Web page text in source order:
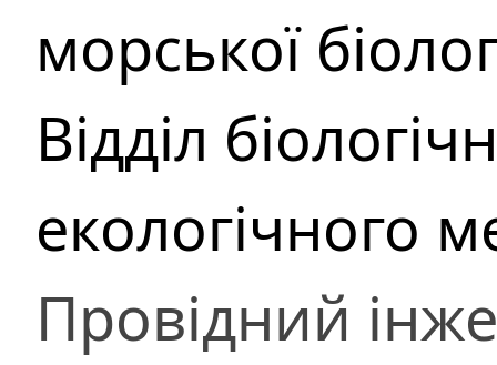
морської
Відділ
екологічного
Провідний